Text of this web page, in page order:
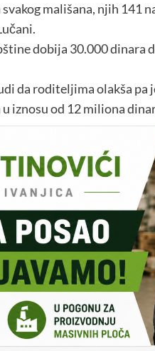
mališana, njih 141
dobija 30.000 dinara
da roditeljima olakša
iznosu od 12 miliona